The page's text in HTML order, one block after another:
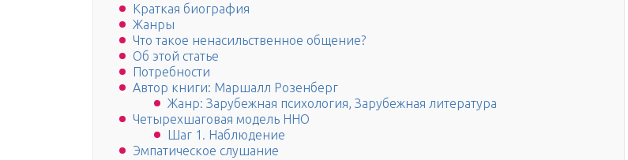
Краткая биография
Жанры
Что такое ненасильственное общение?
Об этой статье
Потребности
Автор книги: Маршалл Розенберг
Жанр: Зарубежная психология, Зарубежная литература
Четырехшаговая модель ННО
Шаг 1. Наблюдение
Эмпатическое слушание